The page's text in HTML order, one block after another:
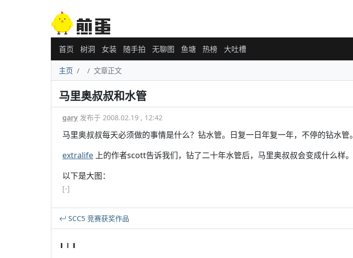
首页 树洞 女装 随手拍 无聊图 鱼塘 热榜 大吐槽
主页 文章正文
马里奥叔叔和水管
gary 发布于 2008.02.19 , 12:42
马里奥叔叔每天必须做的事情是什么？钻水管。日复一日年复一年，不停的钻水管。
extralife 上的作者scott告诉我们，钻了二十年水管后，马里奥叔叔会变成什么样。
以下是大图：
[-]
SCC5 竞赛获奖作品